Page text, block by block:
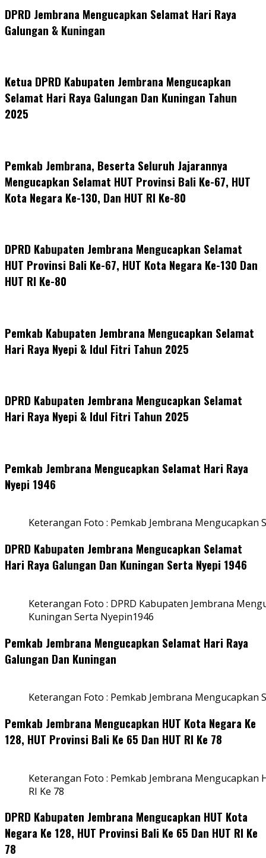
DPRD Jembrana Mengucapkan Selamat Hari Raya
Galungan & Kuningan
Ketua DPRD Kabupaten Jembrana Mengucapkan
Selamat Hari Raya Galungan Dan Kuningan Tahun
2025
Pemkab Jembrana, Beserta Seluruh Jajarannya
Mengucapkan Selamat HUT Provinsi Bali Ke-67, HUT
Kota Negara Ke-130, Dan HUT RI Ke-80
DPRD Kabupaten Jembrana Mengucapkan Selamat
HUT Provinsi Bali Ke-67, HUT Kota Negara Ke-130 Dan
HUT RI Ke-80
Pemkab Kabupaten Jembrana Mengucapkan Selamat
Hari Raya Nyepi & Idul Fitri Tahun 2025
DPRD Kabupaten Jembrana Mengucapkan Selamat
Hari Raya Nyepi & Idul Fitri Tahun 2025
Pemkab Jembrana Mengucapkan Selamat Hari Raya
Nyepi 1946
Keterangan Foto : Pemkab Jembrana Mengucapkan
DPRD Kabupaten Jembrana Mengucapkan Selamat
Hari Raya Galungan Dan Kuningan Serta Nyepi 1946
Keterangan Foto : DPRD Kabupaten Jembrana
Kuningan Serta Nyepin1946
Pemkab Jembrana Mengucapkan Selamat Hari Raya
Galungan Dan Kuningan
Keterangan Foto : Pemkab Jembrana Mengucapkan
Pemkab Jembrana Mengucapkan HUT Kota Negara Ke
128, HUT Provinsi Bali Ke 65 Dan HUT RI Ke 78
Keterangan Foto : Pemkab Jembrana Mengucapkan
RI Ke 78
DPRD Kabupaten Jembrana Mengucapkan HUT Kota
Negara Ke 128, HUT Provinsi Bali Ke 65 Dan HUT RI Ke
78